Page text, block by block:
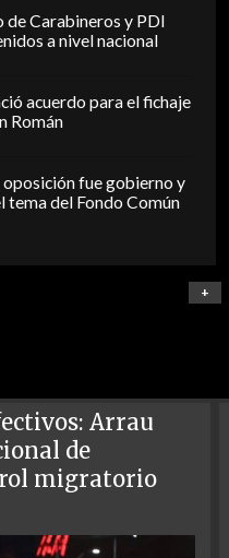
Carabineros y PDI
a nivel nacional
acuerdo para el fichaje
Román
fue gobierno y
tema del Fondo Común
+
Arrau
de
migratorio